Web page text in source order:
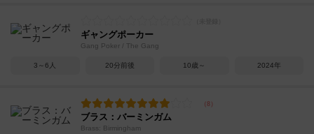
ギャングポーカー
Gang Poker / The Gang
3～6人 20分前後 10歳～ 2024年
ブラス：バーミンガム
Brass: Birmingham